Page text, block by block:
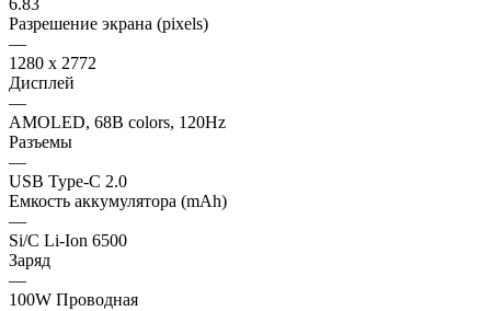
Разрешение экрана (pixels)
—
1280 x 2772
Дисплей
—
AMOLED, 68B colors, 120Hz
Разъемы
—
USB Type-C 2.0
Емкость аккумулятора (mAh)
—
Si/C Li-Ion 6500
Заряд
—
100W Проводная